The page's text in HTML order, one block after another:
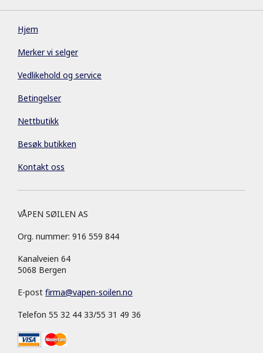
Hjem
Merker vi selger
Vedlikehold og service
Betingelser
Nettbutikk
Besøk butikken
Kontakt oss
VÅPEN SØILEN AS
Org. nummer: 916 559 844
Kanalveien 64
5068 Bergen
E-post firma@vapen-soilen.no
Telefon 55 32 44 33/55 31 49 36